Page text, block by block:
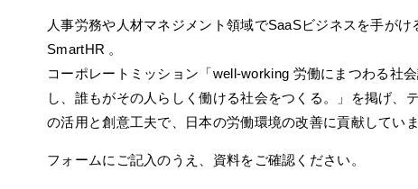
人事労務や人材マネジメント領域でSaaSビジネスを手がけ
SmartHR 。
コーポレートミッション「well-working 労働にまつわる社会
し、誰もがその人らしく働ける社会をつくる。」を掲げ、
の活用と創意工夫で、日本の労働環境の改善に貢献していま
フォームにご記入のうえ、資料をご確認ください。